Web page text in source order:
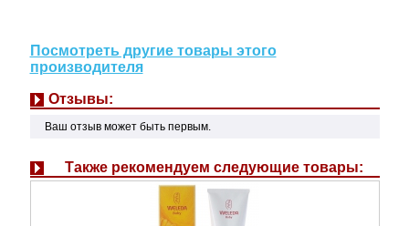
Посмотреть другие товары этого
производителя
Отзывы:
Ваш отзыв может быть первым.
Также рекомендуем следующие товары: